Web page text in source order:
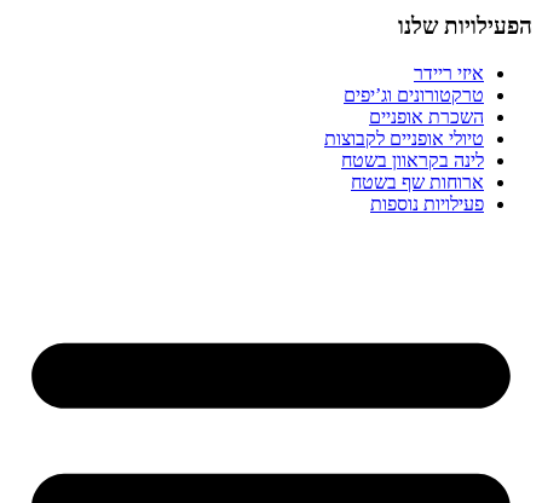
הפעילויות שלנו
איזי ריידר
טרקטורונים וג’יפים
השכרת אופניים
טיולי אופניים לקבוצות
לינה בקראוון בשטח
ארוחות שף בשטח
פעילויות נוספות